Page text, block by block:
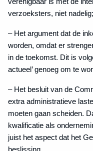
verzoeksters, niet nadelig;
– Het argument dat de
worden, omdat er
in de toekomst. Dit is
actueel’ genoeg om te
– Het besluit van de
extra administratieve
moeten gaan scheiden.
kwalificatie als
juist het aspect dat het